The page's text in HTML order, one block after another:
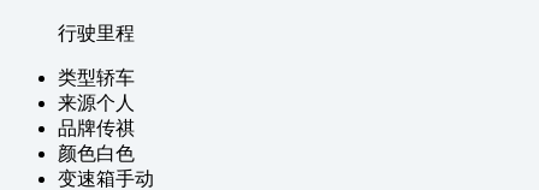
行驶里程
类型轿车
来源个人
品牌传祺
颜色白色
变速箱手动